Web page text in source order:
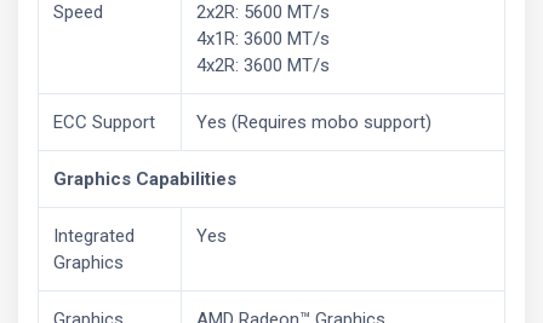
Speed
2x2R: 5600 MT/s
4x1R: 3600 MT/s
4x2R: 3600 MT/s
ECC Support Yes (Requires mobo support)
Graphics Capabilities
Integrated
Graphics
Yes